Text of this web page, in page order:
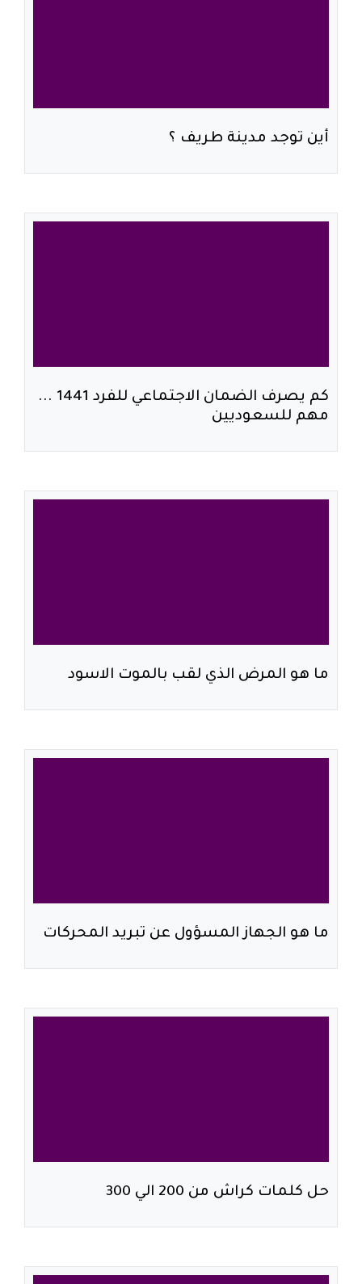
أين توجد مدينة طريف ؟
كم يصرف الضمان الاجتماعي للفرد 1441 ...
مهم للسعوديين
ما هو المرض الذي لقب بالموت الاسود
ما هو الجهاز المسؤول عن تبريد المحركات
حل كلمات كراش من 200 الي 300